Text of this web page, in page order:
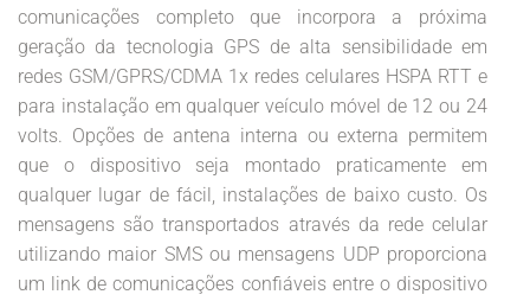
comunicações completo que incorpora a próxima
geração da tecnologia GPS de alta sensibilidade em
redes GSM/GPRS/CDMA 1x redes celulares HSPA RTT e
para instalação em qualquer veículo móvel de 12 ou 24
volts. Opções de antena interna ou externa permitem
que o dispositivo seja montado praticamente em
qualquer lugar de fácil, instalações de baixo custo. Os
mensagens são transportados através da rede celular
utilizando maior SMS ou mensagens UDP proporciona
um link de comunicações confiáveis entre o dispositivo